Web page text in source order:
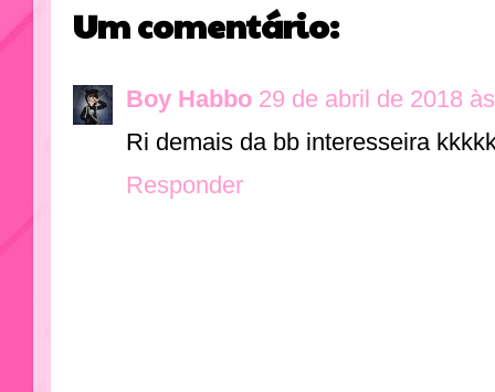
Um comentário:
Boy Habbo 29 de abril de 2018
Ri demais da bb interesseira
Responder